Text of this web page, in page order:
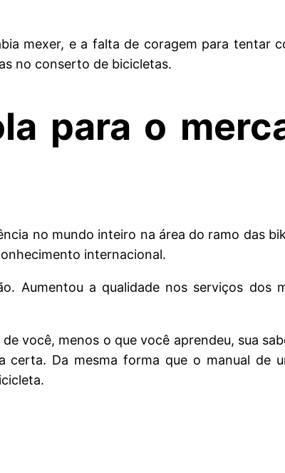
mexer, e a falta de coragem para tentar
no conserto de bicicletas.
para o
no mundo inteiro na área do ramo das
internacional.
Aumentou a qualidade nos serviços dos
você, menos o que você aprendeu, sua
certa. Da mesma forma que o manual de